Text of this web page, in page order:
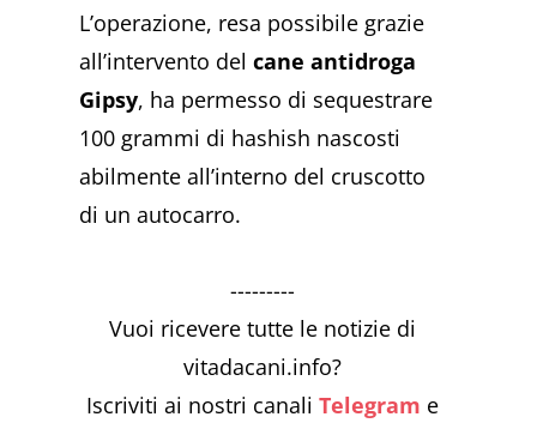
L’operazione, resa possibile grazie
all’intervento delcane antidroga
Gipsy, ha permesso di sequestrare
100 grammi di hashish nascosti
abilmente all’interno del cruscotto
di un autocarro.
---------
Vuoi ricevere tutte le notizie di
vitadacani.info?
Iscriviti ai nostri canaliTelegram e